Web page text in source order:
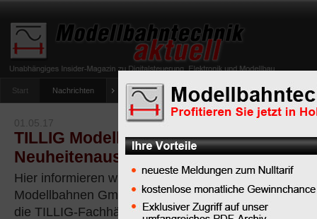
Start Nachrichten Tipps Newsletter Archiv Magazin
umfrage-viessmann-multiprotokoll-lichtdecoder
01.05.17
TILLIG Modellbahnen: Die aktuelle
Neuheitenauslieferung TT/H0
Hier informieren wir Sie über die
Modellbahnen GmbH in den Nenngrößen TT und
die TILLIG-Fachhändler ausgeliefert wurden bzw.